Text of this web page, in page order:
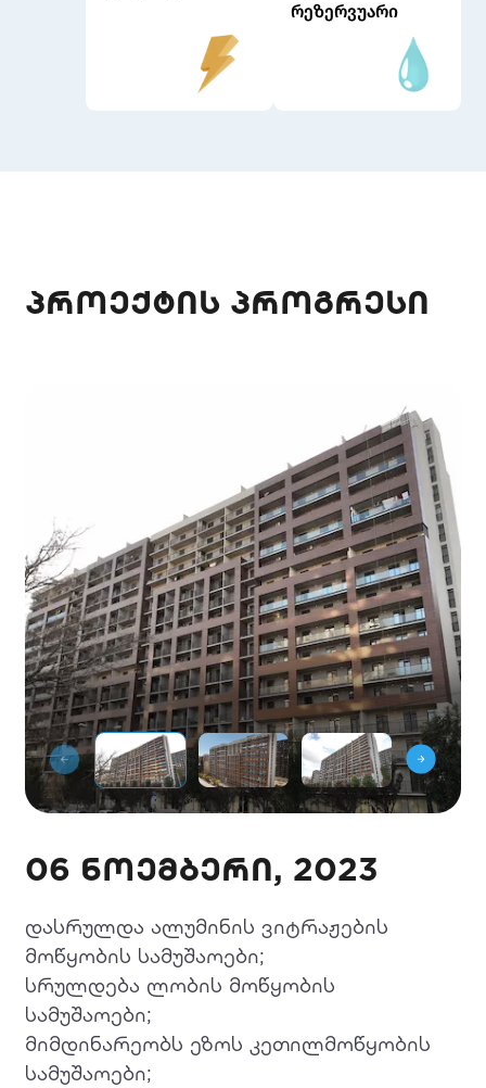
რეზერვუარი
პროექტის პროგრესი
06 ნოემბერი, 2023
დასრულდა ალუმინის ვიტრაჟების
მოწყობის სამუშაოები;
სრულდება ლობის მოწყობის
სამუშაოები;
მიმდინარეობს ეზოს კეთილმოწყობის
სამუშაოები;